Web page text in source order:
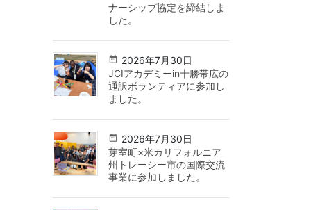
ナーシップ協定を締結しま
した。
2026年7月30日
JCIアカデミーin十勝帯広の
通訳ボランティアに参加し
ました。
2026年7月30日
芽室町×米カリフォルニア
州トレーシー市の国際交流
事業に参加しました。